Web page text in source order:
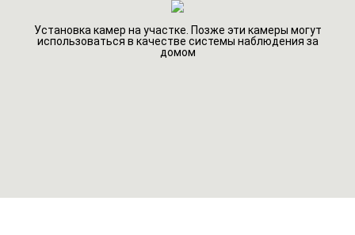
Установка камер на участке. Позже эти камеры могут
использоваться в качестве системы наблюдения за
домом